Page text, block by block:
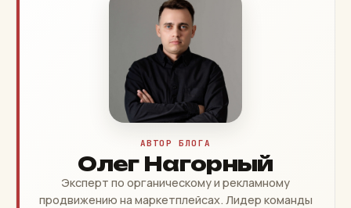
АВТОР БЛОГА
Олег Нагорный
Эксперт по органическому и рекламному
продвижению на маркетплейсах. Лидер команды